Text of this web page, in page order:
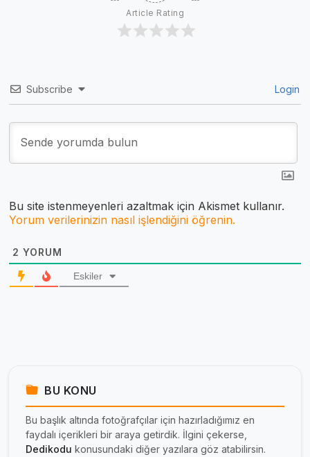
Article Rating
Subscribe Login
Bu site istenmeyenleri azaltmak için Akismet kullanır.
Yorum verilerinizin nasıl işlendiğini öğrenin.
2 YORUM
Eskiler
BU KONU
Bu başlık altında fotoğrafçılar için hazırladığımız en
faydalı içerikleri bir araya getirdik. İlgini çekerse,
Dedikodu konusundaki diğer yazılara göz atabilirsin.